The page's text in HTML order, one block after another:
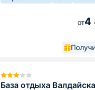
от4
База отдыха